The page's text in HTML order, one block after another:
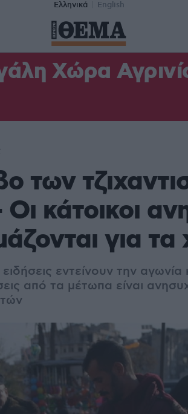
Ελληνικά English
Χώρα
των
κάτοικοι
για τα
εντείνουν την
από τα μέτωπα είναι